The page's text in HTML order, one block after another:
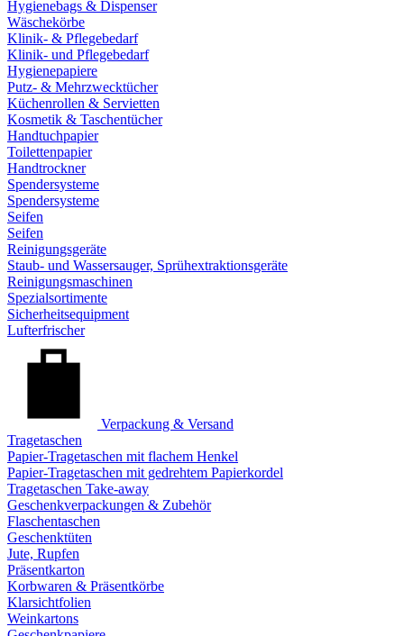
Hygienebags & Dispenser
Wäschekörbe
Klinik- & Pflegebedarf
Klinik- und Pflegebedarf
Hygienepapiere
Putz- & Mehrzwecktücher
Küchenrollen & Servietten
Kosmetik & Taschentücher
Handtuchpapier
Toilettenpapier
Handtrockner
Spendersysteme
Spendersysteme
Seifen
Seifen
Reinigungsgeräte
Staub- und Wassersauger, Sprühextraktionsgeräte
Reinigungsmaschinen
Spezialsortimente
Sicherheitsequipment
Lufterfrischer
Verpackung & Versand
Tragetaschen
Papier-Tragetaschen mit flachem Henkel
Papier-Tragetaschen mit gedrehtem Papierkordel
Tragetaschen Take-away
Geschenkverpackungen & Zubehör
Flaschentaschen
Geschenktüten
Jute, Rupfen
Präsentkarton
Korbwaren & Präsentkörbe
Klarsichtfolien
Weinkartons